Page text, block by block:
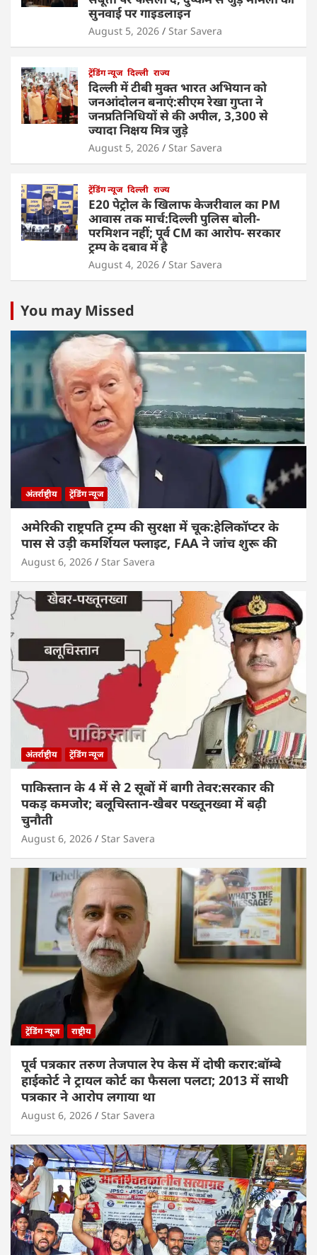
सुनवाई पर गाइडलाइन
August 5, 2026 Star Savera
ट्रेंडिंग न्यूज दिल्ली राज्य
दिल्ली में टीबी मुक्त भारत अभियान को
जनआंदोलन बनाएं:सीएम रेखा गुप्ता ने
जनप्रतिनिधियों से की अपील, 3,300 से
ज्यादा निक्षय मित्र जुड़े
August 5, 2026 Star Savera
ट्रेंडिंग न्यूज दिल्ली राज्य
E20 पेट्रोल के खिलाफ केजरीवाल का PM
आवास तक मार्च:दिल्ली पुलिस बोली-
परमिशन नहीं; पूर्व CM का आरोप- सरकार
ट्रम्प के दबाव में है
August 4, 2026 Star Savera
You may Missed
अंतर्राष्ट्रीय ट्रेंडिंग न्यूज
अमेरिकी राष्ट्रपति ट्रम्प की सुरक्षा में चूक:हेलिकॉप्टर के
पास से उड़ी कमर्शियल फ्लाइट, FAA ने जांच शुरू की
August 6, 2026 Star Savera
अंतर्राष्ट्रीय ट्रेंडिंग न्यूज
पाकिस्तान के 4 में से 2 सूबों में बागी तेवर:सरकार की
पकड़ कमजोर; बलूचिस्तान-खैबर पख्तूनख्वा में बढ़ी
चुनौती
August 6, 2026 Star Savera
ट्रेंडिंग न्यूज राष्ट्रीय
पूर्व पत्रकार तरुण तेजपाल रेप केस में दोषी करार:बॉम्बे
हाईकोर्ट ने ट्रायल कोर्ट का फैसला पलटा; 2013 में साथी
पत्रकार ने आरोप लगाया था
August 6, 2026 Star Savera